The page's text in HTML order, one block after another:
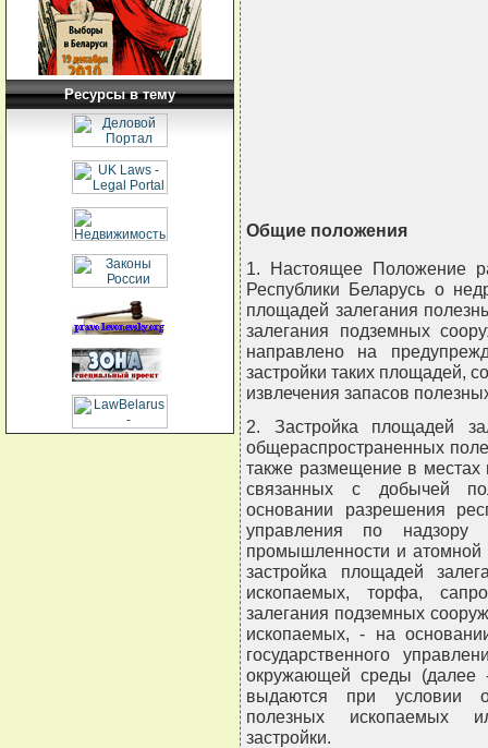
Ресурсы в тему
Общие положения
1. Настоящее Положение
Республики Беларусь о
площадей залегания
залегания подземных
направлено на
застройки таких площадей,
извлечения запасов
2. Застройка площадей
общераспространенных
также размещение в местах
связанных с добычей
основании разрешения
управления по
промышленности и атомной
застройка площадей
ископаемых, торфа,
залегания подземных
ископаемых, - на
государственного
окружающей среды (далее
выдаются при условии
полезных ископаемых
застройки.